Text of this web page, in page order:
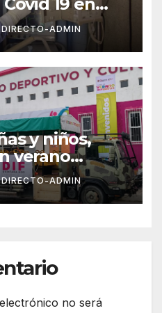
19 en
ADMIN
y niños,
verano
ADMIN
no será